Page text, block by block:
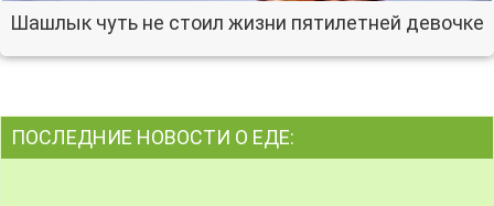
Шашлык чуть не стоил жизни пятилетней девочке
ПОСЛЕДНИЕ НОВОСТИ О ЕДЕ: